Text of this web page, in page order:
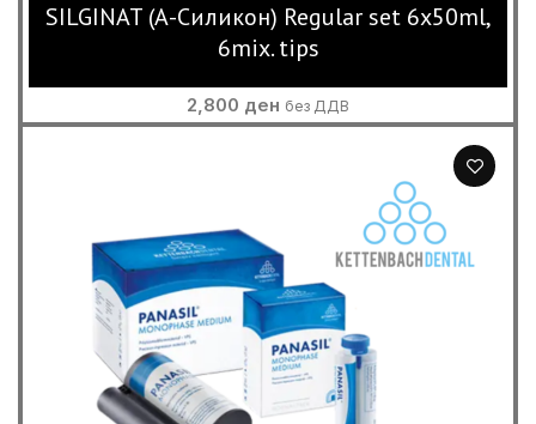
SILGINAT (А-Силикон) Regular set 6x50ml,
6mix. tips
2,800 ден без ДДВ